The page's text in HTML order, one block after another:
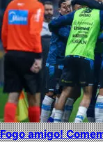
Fogo amigo!